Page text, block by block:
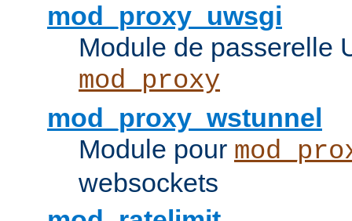
mod_proxy_uwsgi
Module de passerelle
mod_proxy
mod_proxy_wstunnel
Module pour
websockets